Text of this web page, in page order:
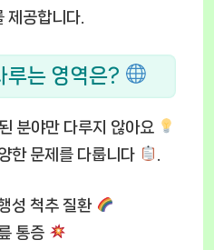
제공합니다.
는 영역은?
분야만 다루지 않아요
한 문제를 다룹니다
성 척추 질환
통증